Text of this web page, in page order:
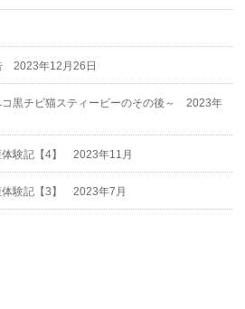
2023年12月26日
黒チビ猫スティービーのその後～ 2023年
験記【4】 2023年11月
験記【3】 2023年7月